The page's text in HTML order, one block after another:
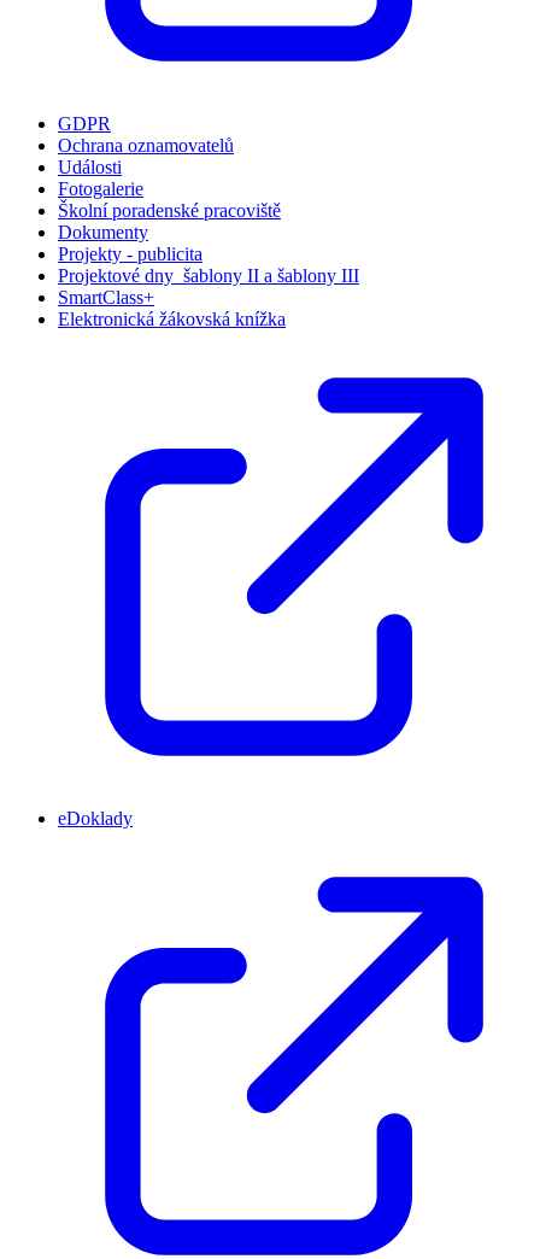
GDPR
Ochrana oznamovatelů
Události
Fotogalerie
Školní poradenské pracoviště
Dokumenty
Projekty - publicita
Projektové dny_šablony II a šablony III
SmartClass+
Elektronická žákovská knížka
eDoklady